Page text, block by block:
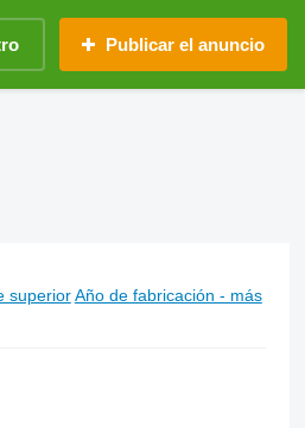
Publicar el anuncio
superior Año de fabricación - más